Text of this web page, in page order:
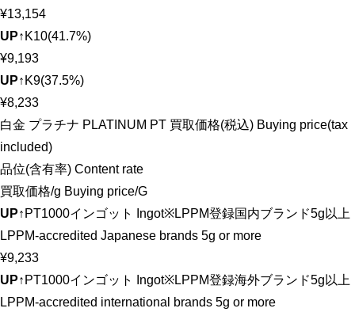
¥13,154
UP↑ K10(41.7%)
¥9,193
UP↑ K9(37.5%)
¥8,233
白金 プラチナ PLATINUM PT 買取価格(税込) Buying price(tax
included)
品位(含有率) Content rate
買取価格/g Buying price/G
UP↑ PT1000インゴット Ingot※LPPM登録国内ブランド5g以上
LPPM-accredited Japanese brands 5g or more
¥9,233
UP↑ PT1000インゴット Ingot※LPPM登録海外ブランド5g以上
LPPM-accredited international brands 5g or more